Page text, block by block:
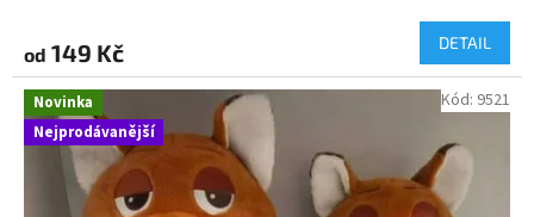
od 149 Kč DETAIL
Novinka
Nejprodávanější
Kód: 9521